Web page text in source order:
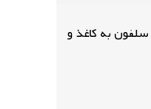
سلفون به کاغذ و